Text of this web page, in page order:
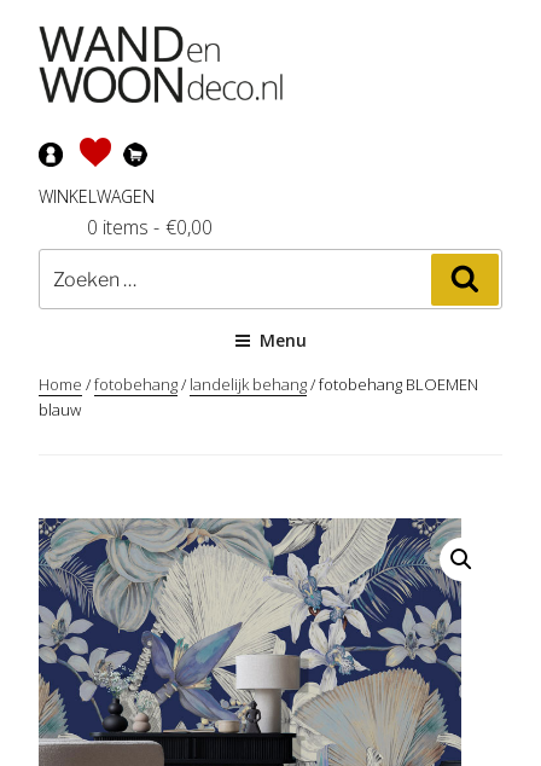
inhoud
WINKELWAGEN
- €0,00
0 items
Zoeken
naar:
Menu
Home /fotobehang/ landelijk behang/ fotobehang BLOEMEN
blauw